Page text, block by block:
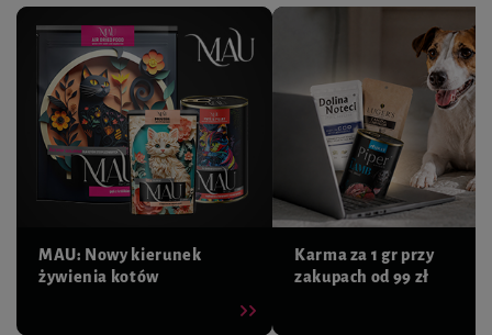
MAU: Nowy kierunek
żywienia kotów
Karma za 1 gr przy
zakupach od 99 zł